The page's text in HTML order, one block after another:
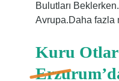
Bulutları
Avrupa.Daha
Kuru Otlar